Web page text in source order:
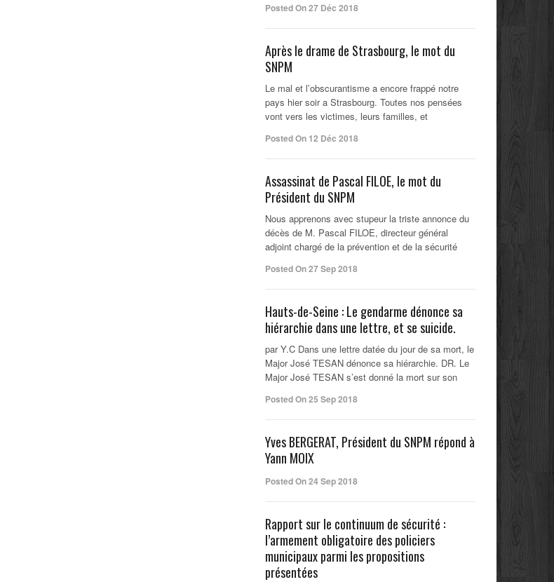
Posted On 27 Déc 2018
Après le drame de Strasbourg, le mot du
SNPM
Le mal et l’obscurantisme a encore frappé notre
pays hier soir a Strasbourg. Toutes nos pensées
vont vers les victimes, leurs familles, et
Posted On 12 Déc 2018
Assassinat de Pascal FILOE, le mot du
Président du SNPM
Nous apprenons avec stupeur la triste annonce du
décès de M. Pascal FILOE, directeur général
adjoint chargé de la prévention et de la sécurité
Posted On 27 Sep 2018
Hauts-de-Seine : Le gendarme dénonce sa
hiérarchie dans une lettre, et se suicide.
par Y.C Dans une lettre datée du jour de sa mort, le
Major José TESAN dénonce sa hiérarchie. DR. Le
Major José TESAN s’est donné la mort sur son
Posted On 25 Sep 2018
Yves BERGERAT, Président du SNPM répond à
Yann MOIX
Posted On 24 Sep 2018
Rapport sur le continuum de sécurité :
l’armement obligatoire des policiers
municipaux parmi les propositions
présentées